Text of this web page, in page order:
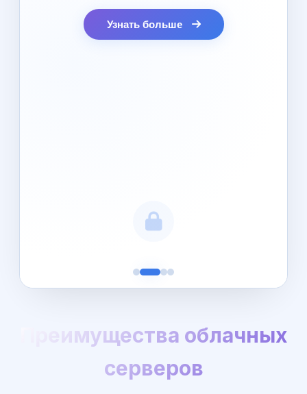
Узнать больше
Преимущества облачных
серверов